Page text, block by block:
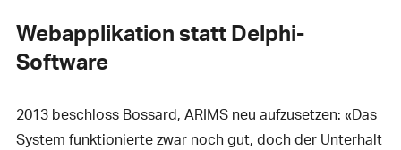
Webapplikation statt Delphi-
Software
2013 beschloss Bossard, ARIMS neu aufzusetzen: «Das
System funktionierte zwar noch gut, doch der Unterhalt